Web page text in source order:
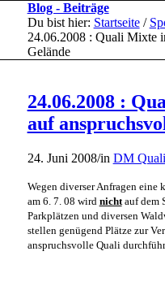
Blog - Beiträge
Du bist hier: Startseite /
24.06.2008 : Quali Mixte
Gelände
24.06.2008 :
auf
24. Juni 2008/in DM
Wegen diverser Anfragen
am 6. 7. 08 wird nichtauf dem
Parkplätzen und diversen
stellen genügend Plätze zur
anspruchsvolle Quali